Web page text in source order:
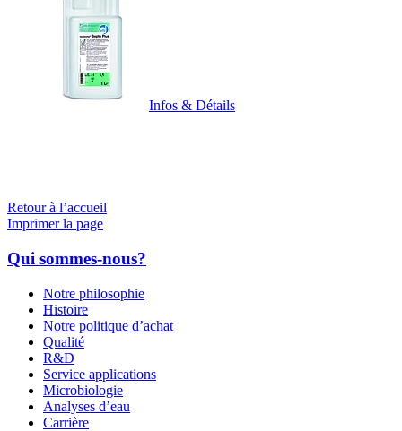
Infos & Détails
Retour à l’accueil
Imprimer la page
Qui sommes-nous?
Notre philosophie
Histoire
Notre politique d’achat
Qualité
R&D
Service applications
Microbiologie
Analyses d’eau
Carrière